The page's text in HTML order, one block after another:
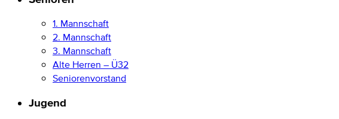
1. Mannschaft
2. Mannschaft
3. Mannschaft
Alte Herren – Ü32
Seniorenvorstand
Jugend